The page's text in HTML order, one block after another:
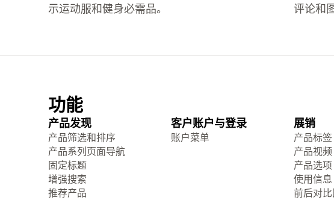
示运动服和健身必需品。
评论和
功能
产品发现
产品筛选和排序
产品系列页面导航
固定标题
增强搜索
推荐产品
客户账户与登录
账户菜单
展销
产品标签
产品视频
产品选项
使用信息
前后对